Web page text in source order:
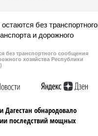
без транспортного сообщения
хозяйства Республики
Дагестан обнародовало
последствий мощных